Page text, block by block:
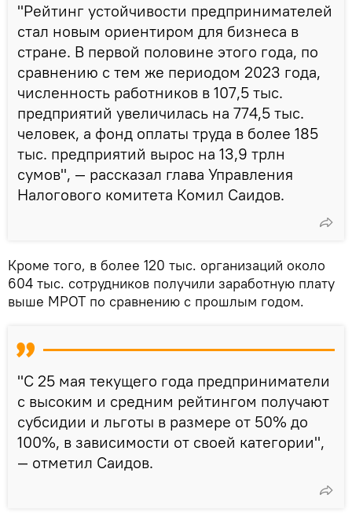
"Рейтинг устойчивости предпринимателей
стал новым ориентиром для бизнеса в
стране. В первой половине этого года, по
сравнению с тем же периодом 2023 года,
численность работников в 107,5 тыс.
предприятий увеличилась на 774,5 тыс.
человек, а фонд оплаты труда в более 185
тыс. предприятий вырос на 13,9 трлн
сумов", — рассказал глава Управления
Налогового комитета Комил Саидов.
Кроме того, в более 120 тыс. организаций около
604 тыс. сотрудников получили заработную плату
выше МРОТ по сравнению с прошлым годом.
"С 25 мая текущего года предприниматели
с высоким и средним рейтингом получают
субсидии и льготы в размере от 50% до
100%, в зависимости от своей категории",
— отметил Саидов.